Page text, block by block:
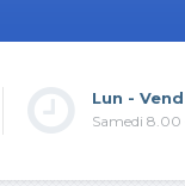
Lun -
Samedi 8.00